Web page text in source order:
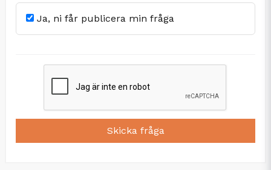
Ja, ni får publicera min fråga
Skicka fråga